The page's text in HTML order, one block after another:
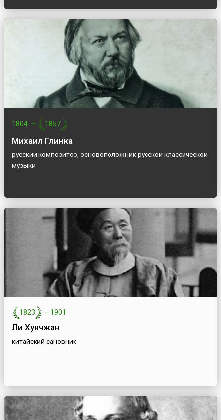
1804 — 1857
Михаил Глинка
русский композитор, основоположник русской классической
музыки
1823 — 1901
Ли Хунчжан
китайский сановник